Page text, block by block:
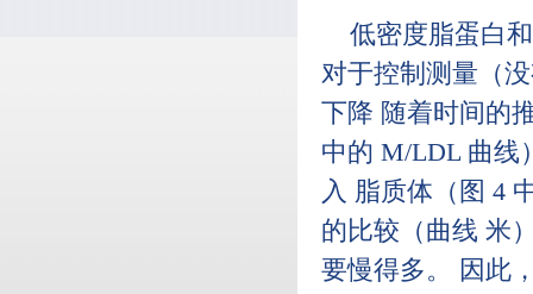
低密度脂蛋白
对于控制测量（
下降 随着时间的
中的 M/LDL 曲线
入 脂质体（图 4
的比较（曲线 米
要慢得多。 因此